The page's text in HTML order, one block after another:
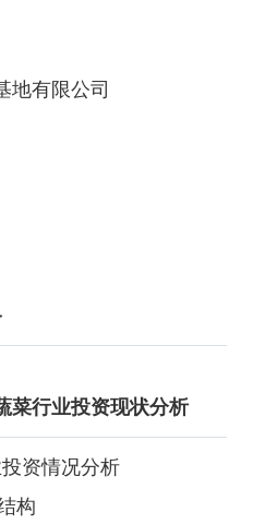
地有限公司
行业投资现状分析
资情况分析
构